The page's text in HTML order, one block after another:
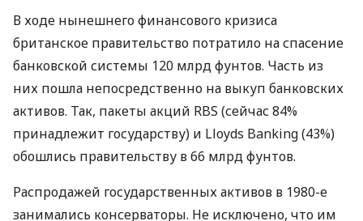
В ходе нынешнего финансового кризиса
британское правительство потратило на спасение
банковской системы 120 млрд фунтов. Часть из
них пошла непосредственно на выкуп банковских
активов. Так, пакеты акций RBS (сейчас 84%
принадлежит государству) и Lloyds Banking (43%)
обошлись правительству в 66 млрд фунтов.
Распродажей государственных активов в 1980-е
занимались консерваторы. Не исключено, что им